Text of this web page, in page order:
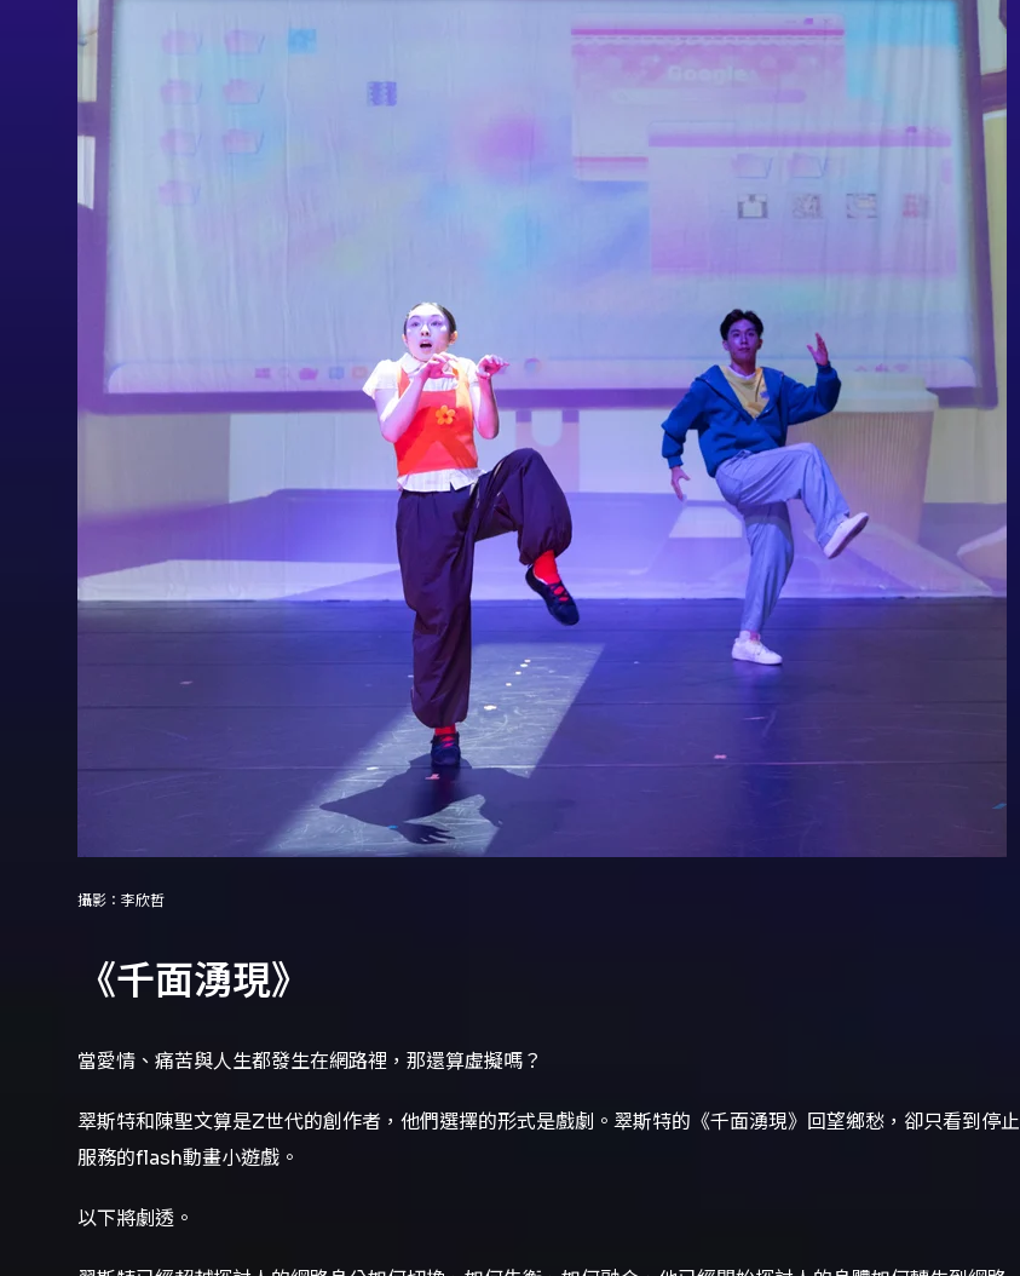
攝影：李欣哲
《千面湧現》
當愛情、痛苦與人生都發生在網路裡，那還算虛擬嗎？
翠斯特和陳聖文算是Z世代的創作者，他們選擇的形式是戲劇。翠斯特的《千面湧現》回望鄉愁，卻只看到停止
服務的flash動畫小遊戲。
以下將劇透。